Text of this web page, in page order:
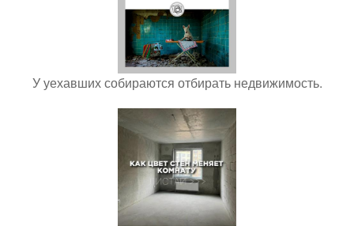
У уехавших собираются отбирать недвижимость.